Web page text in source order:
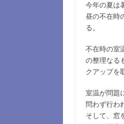
今年の夏は
昼の不在時
る。
不在時の室
の整理なる
クアップを
室温が問題
問わず行わ
そして、窓